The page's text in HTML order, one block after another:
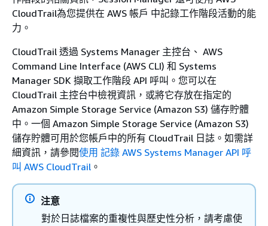
CloudTrail為您提供在 AWS 帳戶 中記錄工作階段活動的能
力。
CloudTrail 透過 Systems Manager 主控台、 AWS
Command Line Interface (AWS CLI) 和 Systems
Manager SDK 擷取工作階段 API 呼叫。您可以在
CloudTrail 主控台中檢視資訊，或將它存放在指定的
Amazon Simple Storage Service (Amazon S3) 儲存貯體
中。一個 Amazon Simple Storage Service (Amazon S3)
儲存貯體可用於您帳戶中的所有 CloudTrail 日誌。如需詳
細資訊，請參閱使用 記錄 AWS Systems Manager API 呼
叫 AWS CloudTrail 。
注意
對於日誌檔案的重複性與歷史性分析，請考慮使